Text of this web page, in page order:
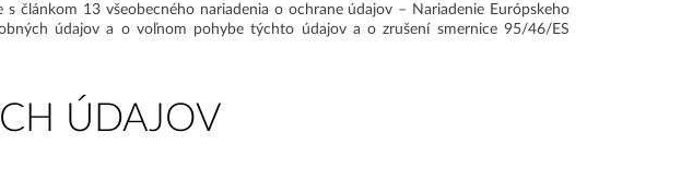
článkom 13 všeobecného nariadenia o ochrane údajov – Nariadenie Európskeho
údajov a o voľnom pohybe týchto údajov a o zrušení smernice 95/46/ES
ÚDAJOV